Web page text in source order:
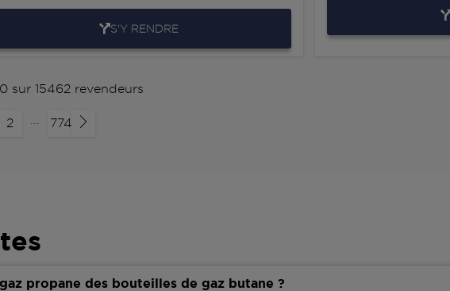
S'Y RENDRE
sur 15462 revendeurs
2 774
propane des bouteilles de gaz butane ?